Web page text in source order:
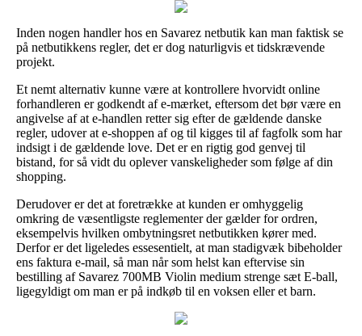
Inden nogen handler hos en Savarez netbutik kan man faktisk se
på netbutikkens regler, det er dog naturligvis et tidskrævende
projekt.
Et nemt alternativ kunne være at kontrollere hvorvidt online
forhandleren er godkendt af e-mærket, eftersom det bør være en
angivelse af at e-handlen retter sig efter de gældende danske
regler, udover at e-shoppen af og til kigges til af fagfolk som har
indsigt i de gældende love. Det er en rigtig god genvej til
bistand, for så vidt du oplever vanskeligheder som følge af din
shopping.
Derudover er det at foretrække at kunden er omhyggelig
omkring de væsentligste reglementer der gælder for ordren,
eksempelvis hvilken ombytningsret netbutikken kører med.
Derfor er det ligeledes essesentielt, at man stadigvæk bibeholder
ens faktura e-mail, så man når som helst kan eftervise sin
bestilling af Savarez 700MB Violin medium strenge sæt E-ball,
ligegyldigt om man er på indkøb til en voksen eller et barn.